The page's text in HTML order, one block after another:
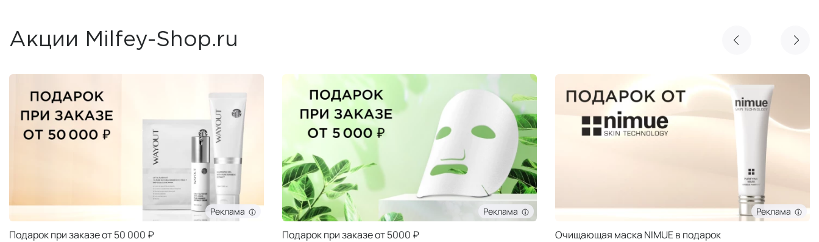
Акции Milfey-Shop.ru
Реклама
Подарок при заказе от 50 000 ₽
Реклама
Подарок при заказе от 5000 ₽
Реклама
Очищающая маска NIMUE в подарок